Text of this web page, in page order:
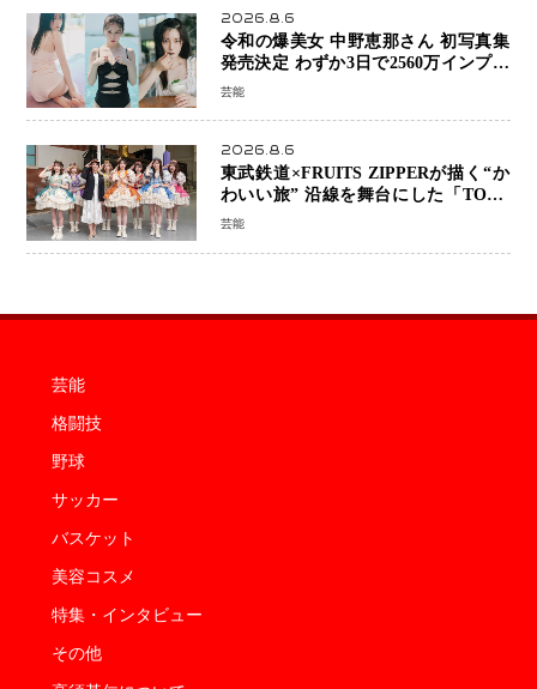
2026.8.6
令和の爆美女 中野恵那さん 初写真集
発売決定 わずか3日で2560万インプレ
ッションを記録した話題の美貌を凝縮
芸能
2026.8.6
東武鉄道×FRUITS ZIPPERが描く“か
わいい旅” 沿線を舞台にした「TOBU
KAWAII PROJECT」が開幕
芸能
芸能
格闘技
野球
サッカー
バスケット
美容コスメ
特集・インタビュー
その他